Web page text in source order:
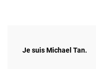
Je suis Michael Tan.